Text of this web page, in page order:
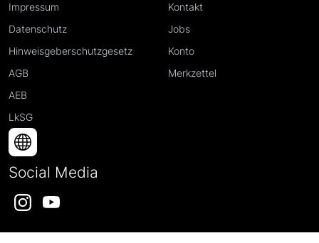
Impressum
Datenschutz
Hinweisgeberschutzgesetz
AGB
AEB
LkSG
Kontakt
Jobs
Konto
Merkzettel
Social Media
InstagramYouTube